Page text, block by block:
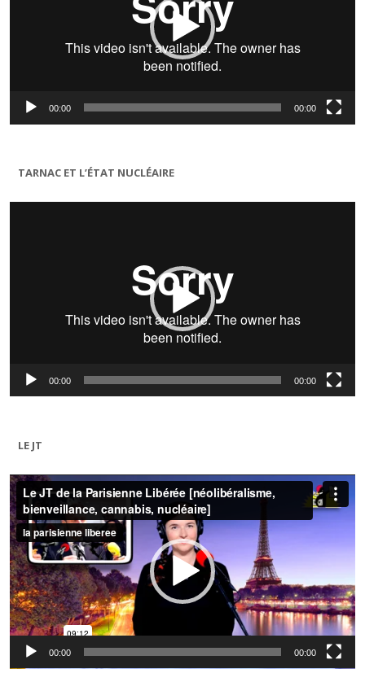
00:00 00:00
TARNAC ET L’ÉTAT NUCLÉAIRE
Lecteur
00:00 00:00
LE JT
Lecteur
vidéo
00:00 00:00